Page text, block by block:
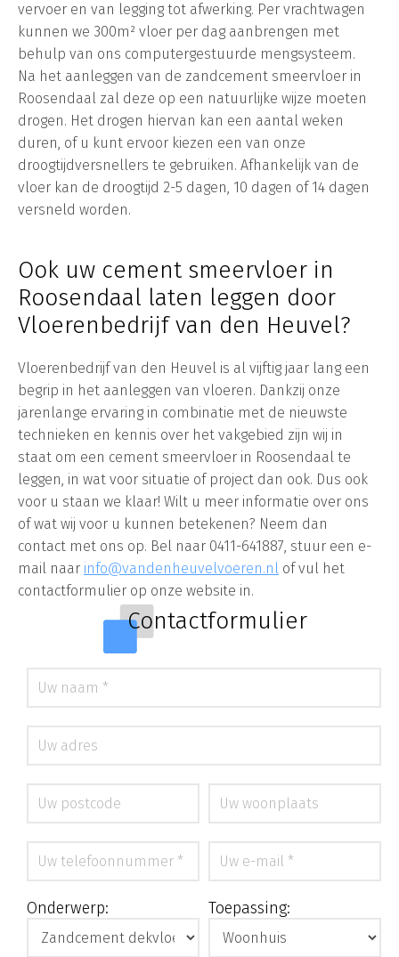
vervoer en van legging tot afwerking. Per vrachtwagen
kunnen we 300m² vloer per dag aanbrengen met
behulp van ons computergestuurde mengsysteem.
Na het aanleggen van de zandcement smeervloer in
Roosendaal zal deze op een natuurlijke wijze moeten
drogen. Het drogen hiervan kan een aantal weken
duren, of u kunt ervoor kiezen een van onze
droogtijdversnellers te gebruiken. Afhankelijk van de
vloer kan de droogtijd 2-5 dagen, 10 dagen of 14 dagen
versneld worden.
Ook uw cement smeervloer in
Roosendaal laten leggen door
Vloerenbedrijf van den Heuvel?
Vloerenbedrijf van den Heuvel is al vijftig jaar lang een
begrip in het aanleggen van vloeren. Dankzij onze
jarenlange ervaring in combinatie met de nieuwste
technieken en kennis over het vakgebied zijn wij in
staat om een cement smeervloer in Roosendaal te
leggen, in wat voor situatie of project dan ook. Dus ook
voor u staan we klaar! Wilt u meer informatie over ons
of wat wij voor u kunnen betekenen? Neem dan
contact met ons op. Bel naar 0411-641887, stuur een e-
mail naar info@vandenheuvelvoeren.nl of vul het
contactformulier op onze website in.
Contactformulier
Onderwerp: Toepassing: